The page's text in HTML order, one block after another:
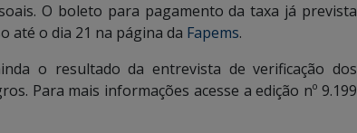
O boleto para pagamento da taxa já prevista
até o dia 21 na página da Fapems.
o resultado da entrevista de verificação dos
Para mais informações acesse a edição nº 9.199